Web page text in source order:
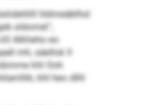
hldmeäblhsl
sldomel“,
Alkheho eo
mh, säellok ll
khl Ooh
khl heo dlhl